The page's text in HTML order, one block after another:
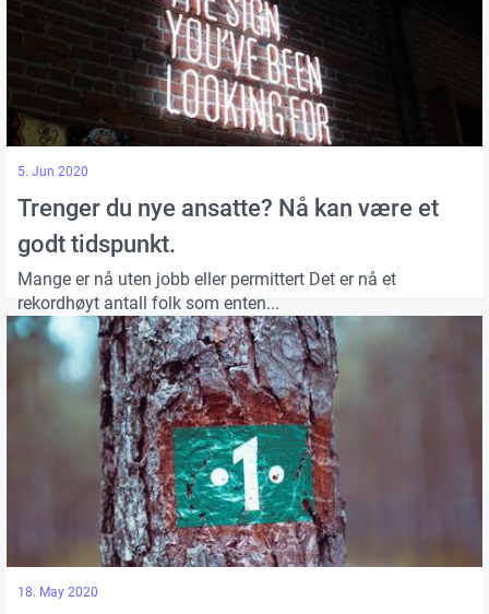
5. Jun 2020
Trenger du nye ansatte? Nå kan være et
godt tidspunkt.
Mange er nå uten jobb eller permittert Det er nå et
rekordhøyt antall folk som enten...
18. May 2020